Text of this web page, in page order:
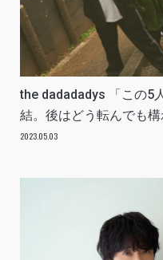
the dadadadys 「この5
結。後はどう転んでも構
2023.05.03